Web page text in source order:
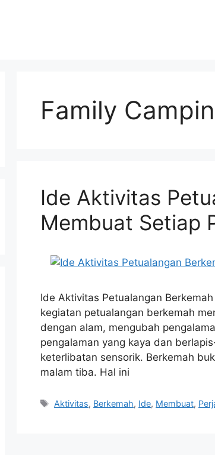
Family
Ide Aktivitas
Membuat Setiap
Ide Aktivitas Petualangan
kegiatan petualangan berkemah
dengan alam, mengubah
pengalaman yang kaya dan
keterlibatan sensorik. Berkemah
malam tiba. Hal ini
Tags
Aktivitas, Berkemah, Ide, Membuat,